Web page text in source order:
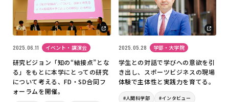
2025.06.11 イベント・講演会
研究ビジョン「知の“結接点”とな
る」をもとに本学にとっての研究
について考える、FD・SD合同フ
ォーラムを開催。
2025.05.28 学部・大学院
学生との対話で学びへの意欲を引
き出し、スポーツビジネスの現場
体験で主体性と実践力を育てる。
#人間科学部 #インタビュー